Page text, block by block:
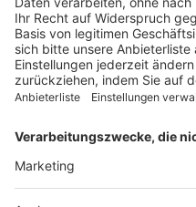
WEITERES AUS DEM VERLAG
Reisemobil International